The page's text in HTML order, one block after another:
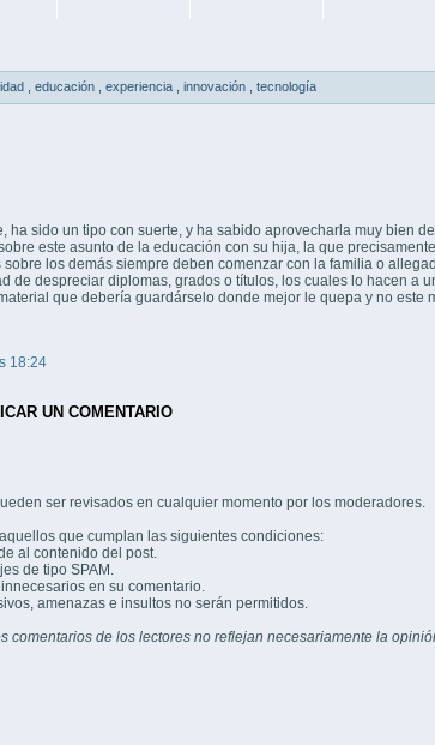
educación experiencia innovación tecnología
ha sido un tipo con suerte, y ha sabido aprovecharla muy bien
este asunto de la educación con su hija, la que
los demás siempre deben comenzar con la familia o
de despreciar diplomas, grados o títulos, los cuales lo hacen a
que debería guardárselo donde mejor le quepa y no este
18:24
UN COMENTARIO
ser revisados en cualquier momento por los moderadores.
que cumplan las siguientes condiciones:
al contenido del post.
de tipo SPAM.
en su comentario.
amenazas e insultos no serán permitidos.
comentarios de los lectores no reflejan necesariamente la